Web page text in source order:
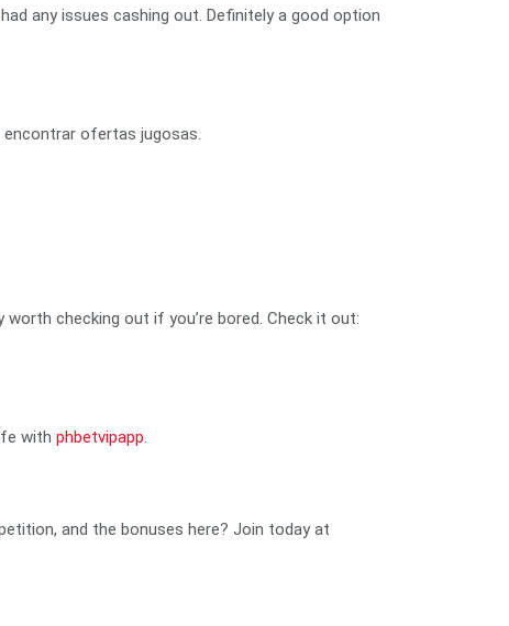
any issues cashing out. Definitely a good option
encontrar ofertas jugosas.
checking out if you’re bored. Check it out:
with phbetvipapp.
and the bonuses here? Join today at